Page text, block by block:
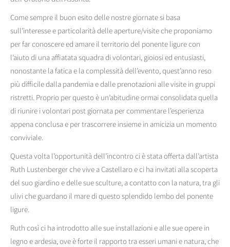
Come sempre il buon esito delle nostre giornate si basa
sull’interesse e particolarità delle aperture/visite che proponiamo
per far conoscere ed amare il territorio del ponente ligure con
l’aiuto di una affiatata squadra di volontari, gioiosi ed entusiasti,
nonostante la fatica e la complessità dell’evento, quest’anno reso
più difficile dalla pandemia e dalle prenotazioni alle visite in gruppi
ristretti. Proprio per questo è un’abitudine ormai consolidata quella
di riunire i volontari post giornata per commentare l’esperienza
appena conclusa e per trascorrere insieme in amicizia un momento
conviviale.
Questa volta l’opportunità dell’incontro ci è stata offerta dall’artista
Ruth Lustenberger che vive a Castellaro e ci ha invitati alla scoperta
del suo giardino e delle sue sculture, a contatto con la natura, tra gli
ulivi che guardano il mare di questo splendido lembo del ponente
ligure.
Ruth così ci ha introdotto alle sue installazioni e alle sue opere in
legno e ardesia, ove è forte il rapporto tra esseri umani e natura, che